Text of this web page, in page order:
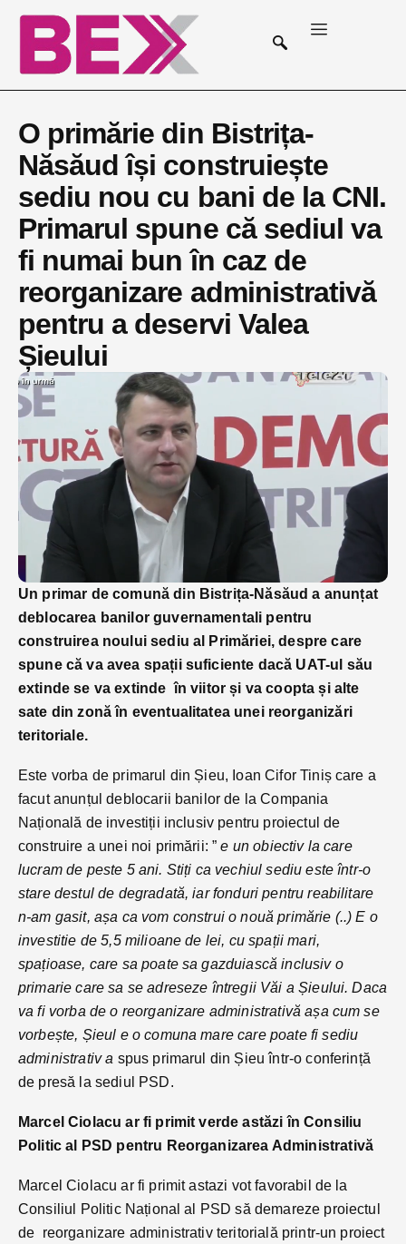
O primărie din Bistrița-
Năsăud își construiește
sediu nou cu bani de la CNI.
Primarul spune că sediul va
fi numai bun în caz de
reorganizare administrativă
pentru a deservi Valea
Șieului
Un primar de comună din Bistrița-Năsăud a anunțat
deblocarea banilor guvernamentali pentru
construirea noului sediu al Primăriei, despre care
spune că va avea spații suficiente dacă UAT-ul său
extinde se va extinde în viitor și va coopta și alte
sate din zonă în eventualitatea unei reorganizări
teritoriale.
Este vorba de primarul din Șieu, Ioan Cifor Tiniș care a
facut anunțul deblocarii banilor de la Compania
Națională de investiții inclusiv pentru proiectul de
construire a unei noi primării: ”e un obiectiv la care
lucram de peste 5 ani. Stiți ca vechiul sediu este într-o
stare destul de degradată, iar fonduri pentru reabilitare
n-am gasit, așa ca vom construi o nouă primărie (..) E o
investitie de 5,5 milioane de lei, cu spații mari,
spațioase, care sa poate sa gazduiască inclusiv o
primarie care sa se adreseze întregii Văi a Șieului. Daca
va fi vorba de o reorganizare administrativă așa cum se
vorbește, Șieul e o comuna mare care poate fi sediu
administrativ a spus primarul din Șieu într-o conferință
de presă la sediul PSD.
Marcel Ciolacu ar fi primit verde astăzi în Consiliu
Politic al PSD pentru Reorganizarea Administrativă
Marcel Ciolacu ar fi primit astazi vot favorabil de la
Consiliul Politic Național al PSD să demareze proiectul
de reorganizare administrativ teritorială printr-un proiect